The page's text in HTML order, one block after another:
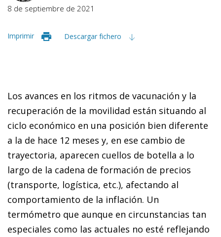
8 de septiembre de 2021
Imprimir Descargar fichero
Los avances en los ritmos de vacunación y la
recuperación de la movilidad están situando al
ciclo económico en una posición bien diferente
a la de hace 12 meses y, en ese cambio de
trayectoria, aparecen cuellos de botella a lo
largo de la cadena de formación de precios
(transporte, logística, etc.), afectando al
comportamiento de la inflación. Un
termómetro que aunque en circunstancias tan
especiales como las actuales no esté reflejando